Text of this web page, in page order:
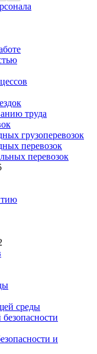
труда
грузоперевозок
перевозок
перевозок
среды
и